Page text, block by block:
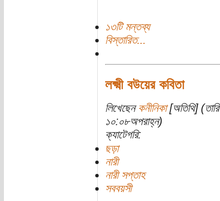
১৩টি মন্তব্য
বিস্তারিত...
লক্ষ্মী বউয়ের কবিতা
লিখেছেন কনীনিকা[অতিথি]
১০:০৮অপরাহ্ন)
ক্যাটেগরি:
ছড়া
নারী
নারী সপ্তাহ
সববয়সী